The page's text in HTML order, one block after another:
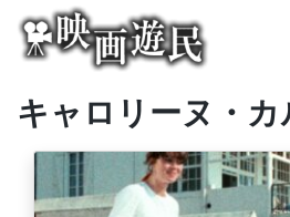
content
キャロリーヌ・カ